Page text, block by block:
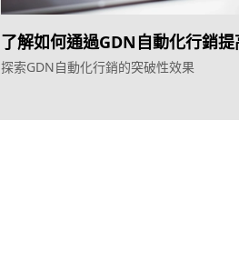
了解如何通過GDN自動化行銷
探索GDN自動化行銷的突破性效果